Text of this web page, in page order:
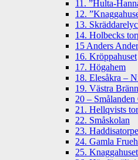
11. ”Hulta-
12.
13.
14. Holbecks
15 Anders
16. Kröppahuset
17. Högahem
18. Elesåkra –
19. Västra
20 –
21. Hellqvists
22. Småskolan
23.
24. Gamla
25.